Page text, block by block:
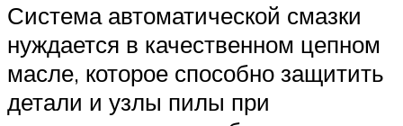
Система автоматической смазки
нуждается в качественном цепном
масле, которое способно защитить
детали и узлы пилы при